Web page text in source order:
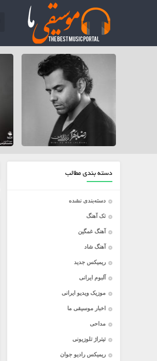
دسته بندی مطالب
دسته‌بندی نشده
تک آهنگ
آهنگ غمگین
آهنگ شاد
ریمیکس جدید
آلبوم ایرانی
موزیک ویدیو ایرانی
اخبار موسیقی ما
مداحی
تیتراژ تلوزیونی
ریمیکس رادیو جوان